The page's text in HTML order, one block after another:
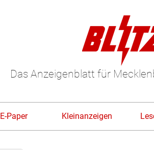
Das Anzeigenblatt für
E-Paper Kleinanzeigen